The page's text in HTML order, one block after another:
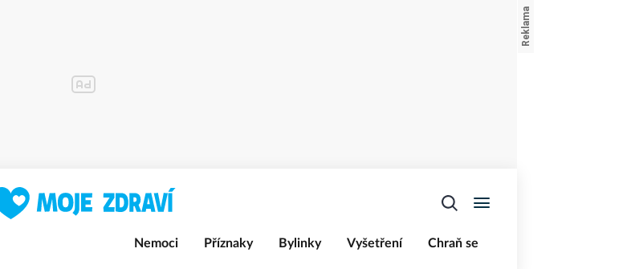
Nemoci Příznaky Bylinky Vyšetření Chraň se